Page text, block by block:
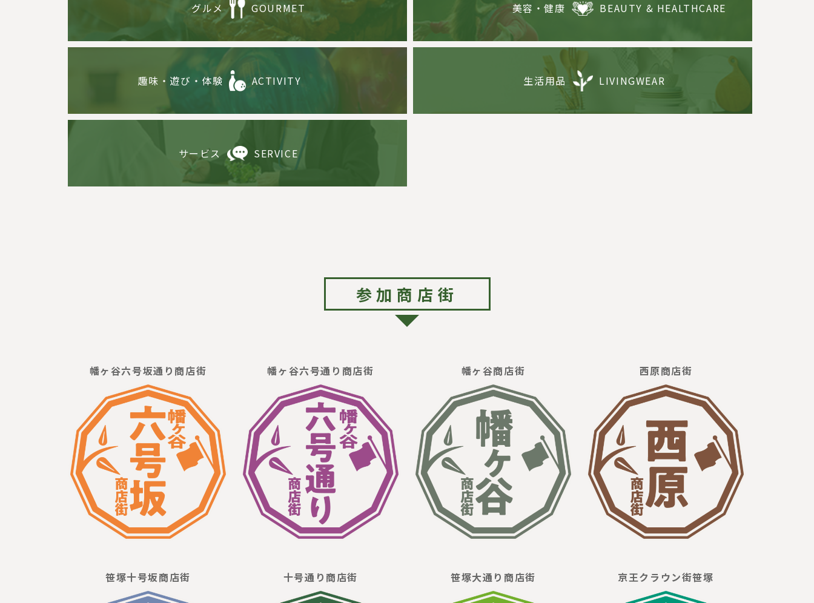
グルメ GOURMET 美容・健康 BEAUTY & HEALTHCARE
趣味・遊び・体験 ACTIVITY 生活用品 LIVINGWEAR
サービス SERVICE
参加商店街
幡ヶ谷六号坂通り商店街 幡ヶ谷六号通り商店街 幡ヶ谷商店街 西原商店街
笹塚十号坂商店街 十号通り商店街 笹塚大通り商店街 京王クラウン街笹塚